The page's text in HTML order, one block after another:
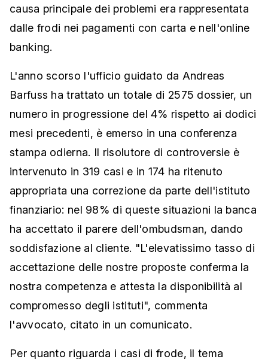
causa principale dei problemi era rappresentata
dalle frodi nei pagamenti con carta e nell'online
banking.
L'anno scorso l'ufficio guidato da Andreas
Barfuss ha trattato un totale di 2575 dossier, un
numero in progressione del 4% rispetto ai dodici
mesi precedenti, è emerso in una conferenza
stampa odierna. Il risolutore di controversie è
intervenuto in 319 casi e in 174 ha ritenuto
appropriata una correzione da parte dell'istituto
finanziario: nel 98% di queste situazioni la banca
ha accettato il parere dell'ombudsman, dando
soddisfazione al cliente. "L'elevatissimo tasso di
accettazione delle nostre proposte conferma la
nostra competenza e attesta la disponibilità al
compromesso degli istituti", commenta
l'avvocato, citato in un comunicato.
Per quanto riguarda i casi di frode, il tema